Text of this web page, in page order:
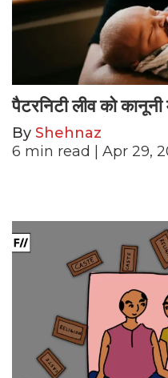
पैटरनिटी लीव को कानूनी
By Shehnaz
6 min read | Apr 29,